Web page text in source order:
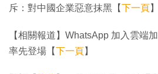
斥：對中國企業惡意抹黑【下一頁】
【相關報道】WhatsApp 加入雲端
率先登場【下一頁】